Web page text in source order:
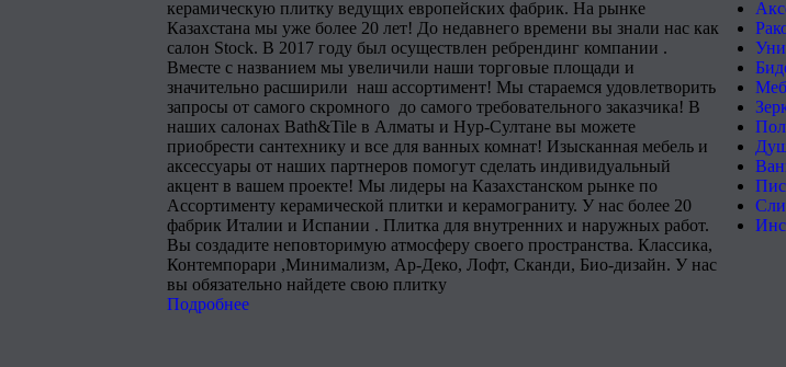
керамическую плитку ведущих европейских фабрик. На рынке
Казахстана мы уже более 20 лет! До недавнего времени вы знали нас как
салон Stock. В 2017 году был осуществлен ребрендинг компании .
Вместе с названием мы увеличили наши торговые площади и
значительно расширили наш ассортимент! Мы стараемся удовлетворить
запросы от самого скромного до самого требовательного заказчика! В
наших салонах Bath&Tile в Алматы и Нур-Султане вы можете
приобрести сантехнику и все для ванных комнат! Изысканная мебель и
аксессуары от наших партнеров помогут сделать индивидуальный
акцент в вашем проекте! Мы лидеры на Казахстанском рынке по
Ассортименту керамической плитки и керамограниту. У нас более 20
фабрик Италии и Испании . Плитка для внутренних и наружных работ.
Вы создадите неповторимую атмосферу своего пространства. Классика,
Контемпорари ,Минимализм, Ар-Деко, Лофт, Сканди, Био-дизайн. У нас
вы обязательно найдете свою плитку
Подробнее